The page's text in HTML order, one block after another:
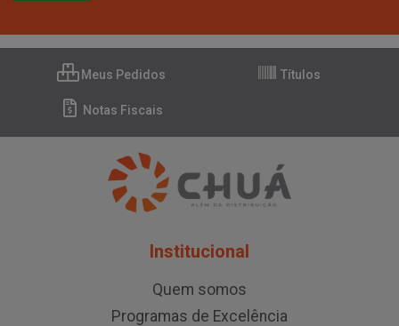
Meus Pedidos Títulos
Notas Fiscais
Institucional
Quem somos
Programas de Excelência